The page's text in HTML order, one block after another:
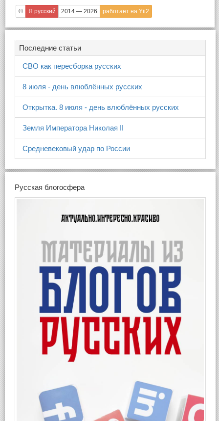
© Я русский 2014 — 2026 работает на Yii2
Последние статьи
СВО как пересборка русских
8 июля - день влюблённых русских
Открытка. 8 июля - день влюблённых русских
Земля Императора Николая II
Средневековый удар по России
Русская блогосфера